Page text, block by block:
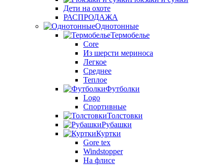
Дети на охоте
РАСПРОДАЖА
Однотонные
Термобелье
Core
Из шерсти мериноса
Легкое
Среднее
Теплое
Футболки
Logo
Спортивные
Толстовки
Рубашки
Куртки
Gore tex
Windstopper
На флисе